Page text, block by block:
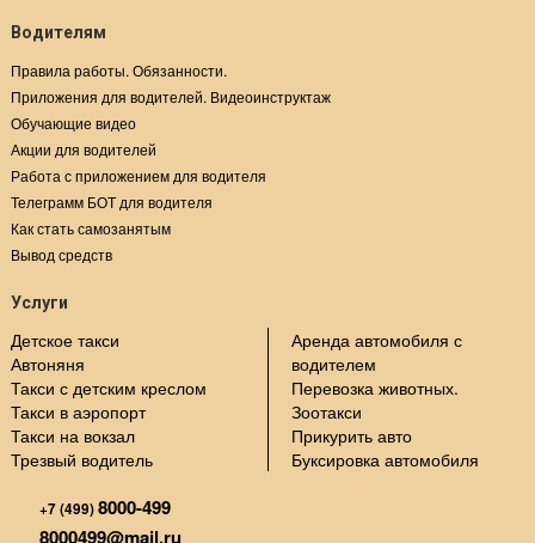
Водителям
Правила работы. Обязанности.
Приложения для водителей. Видеоинструктаж
Обучающие видео
Акции для водителей
Работа с приложением для водителя
Телеграмм БОТ для водителя
Как стать самозанятым
Вывод средств
Услуги
Детское такси
Автоняня
Такси с детским креслом
Такси в аэропорт
Такси на вокзал
Трезвый водитель
Аренда автомобиля с
водителем
Перевозка животных.
Зоотакси
Прикурить авто
Буксировка автомобиля
+7 (499)8000-499
8000499@mail.ru